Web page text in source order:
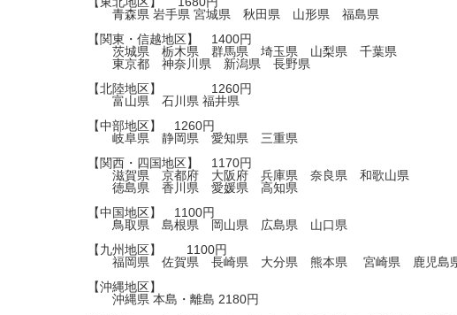
青森県 岩手県 宮城県 秋田県 山形県 福島県
【関東・信越地区】 1400円
茨城県 栃木県 群馬県 埼玉県 山梨県 千葉県
東京都 神奈川県 新潟県 長野県
【北陸地区】 1260円
富山県 石川県 福井県
【中部地区】 1260円
岐阜県 静岡県 愛知県 三重県
【関西・四国地区】 1170円
滋賀県 京都府 大阪府 兵庫県 奈良県 和歌山県
徳島県 香川県 愛媛県 高知県
【中国地区】 1100円
鳥取県 島根県 岡山県 広島県 山口県
【九州地区】 1100円
福岡県 佐賀県 長崎県 大分県 熊本県 宮崎県 鹿児島
【沖縄地区】
沖縄県 本島・離島 2180円